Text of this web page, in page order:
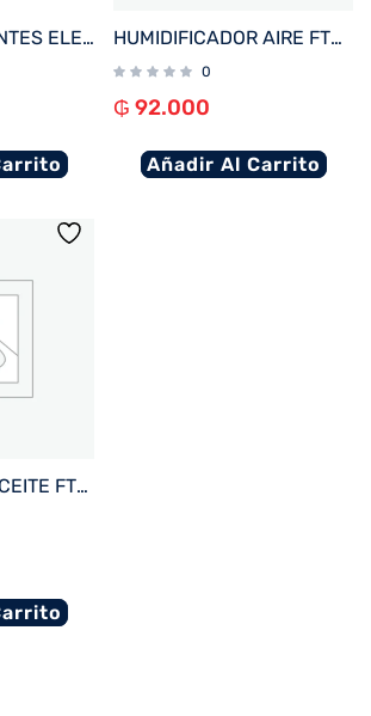
CEPILLO DE DIENTES ELECTRICO XIAOMI TOOTHBRUSH T700 IPX7 BHR5575GL AZUL OSCURO HUMIDIFICADOR AIRE FTX 2.8L 3 VELOCIDADES CON LUZ LED 220V BLANCO HM2-28
0
₲ 92.000
Añadir Al Carrito
FREIDORA SIN ACEITE FTX AF2-08V1 ELITE 8L 1800W 220V NEG%2FACERO INOX DIGITAL